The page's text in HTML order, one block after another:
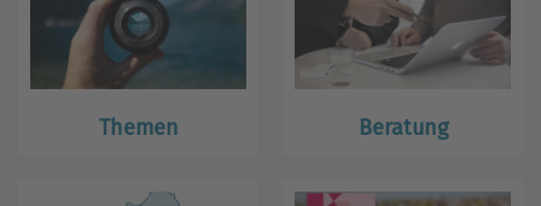
Themen Beratung